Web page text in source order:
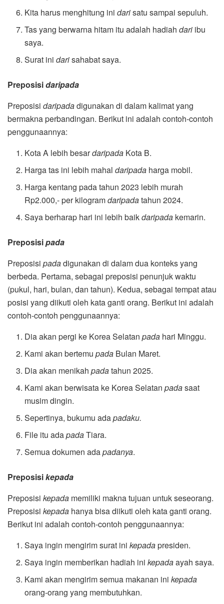
Kita harus menghitung inidarisatu sampai sepuluh.
Tas yang berwarna hitam itu adalah hadiahdari ibu
saya.
Surat inidarisahabat saya.
Preposisidaripada
Preposisi daripadadigunakan di dalam kalimat yang
bermakna perbandingan. Berikut ini adalah contoh-contoh
penggunaannya:
Kota A lebih besardaripada Kota B.
Harga tas ini lebih mahaldaripada harga mobil.
Harga kentang pada tahun 2023 lebih murah
Rp2.000,- per kilogramdaripadatahun 2024.
Saya berharap hari ini lebih baikdaripada kemarin.
Preposisipada
Preposisi padadigunakan di dalam dua konteks yang
berbeda. Pertama, sebagai preposisi penunjuk waktu
(pukul, hari, bulan, dan tahun). Kedua, sebagai tempat atau
posisi yang diikuti oleh kata ganti orang. Berikut ini adalah
contoh-contoh penggunaannya:
Dia akan pergi ke Korea Selatanpada hari Minggu.
Kami akan bertemupada Bulan Maret.
Dia akan menikahpadatahun 2025.
Kami akan berwisata ke Korea Selatanpadasaat
musim dingin.
Sepertinya, bukumu adapadaku.
File itu adapadaTiara.
Semua dokumen adapadanya.
Preposisikepada
Preposisi kepada memiliki makna tujuan untuk seseorang.
Preposisi kepada hanya bisa diikuti oleh kata ganti orang.
Berikut ini adalah contoh-contoh penggunaannya:
Saya ingin mengirim surat inikepadapresiden.
Saya ingin memberikan hadiah inikepadaayah saya.
Kami akan mengirim semua makanan inikepada
orang-orang yang membutuhkan.